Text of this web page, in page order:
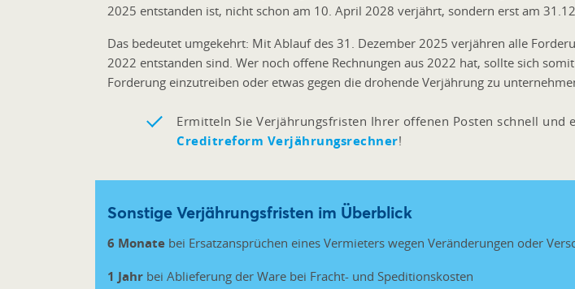
2025 entstanden ist, nicht schon am 10. April 2028 verjährt, sondern erst am
Das bedeutet umgekehrt: Mit Ablauf des 31. Dezember 2025 verjähren alle
2022 entstanden sind. Wer noch offene Rechnungen aus 2022 hat, sollte sich
Forderung einzutreiben oder etwas gegen die drohende Verjährung zu
Ermitteln Sie Verjährungsfristen Ihrer offenen Posten schnell und
Creditreform Verjährungsrechner!
Sonstige Verjährungsfristen im Überblick
6 Monate bei Ersatzansprüchen eines Vermieters wegen Veränderungen oder
1 Jahr bei Ablieferung der Ware bei Fracht- und Speditionskosten